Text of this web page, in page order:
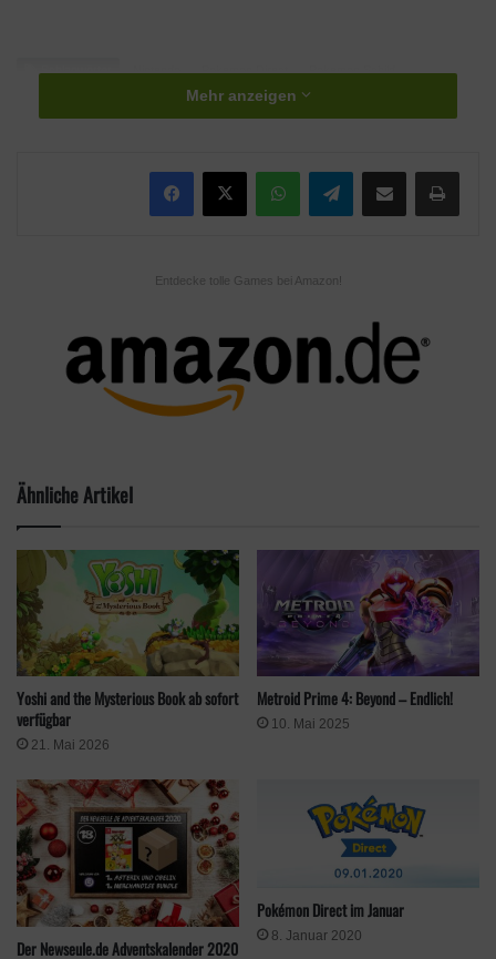
Mehr anzeigen
Telegram
Entdecke tolle Games bei Amazon!
Ähnliche Artikel
Yoshi and the Mysterious Book ab sofort
verfügbar
21. Mai 2026
Metroid Prime 4: Beyond – Endlich!
10. Mai 2025
Der Newseule.de Adventskalender 2020
Pokémon Direct im Januar
8. Januar 2020